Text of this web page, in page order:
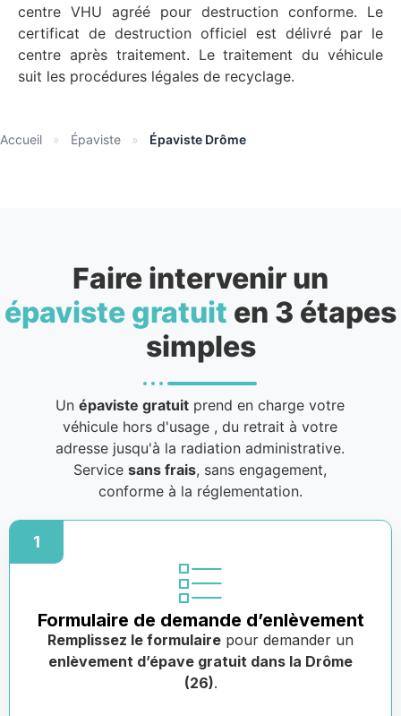
centre VHU agréé pour destruction conforme. Le
certificat de destruction officiel est délivré par le
centre après traitement. Le traitement du véhicule
suit les procédures légales de recyclage.
Accueil » Épaviste » Épaviste Drôme
Faire intervenir un
épaviste gratuit en 3 étapes
simples
Unépaviste gratuit prend en charge votre
véhicule hors d'usage , du retrait à votre
adresse jusqu'à la radiation administrative.
Servicesans frais, sans engagement,
conforme à la réglementation.
1
Formulaire de demande d’enlèvement
Remplissez le formulaire pour demander un
enlèvement d’épave gratuit dans la Drôme
(26).